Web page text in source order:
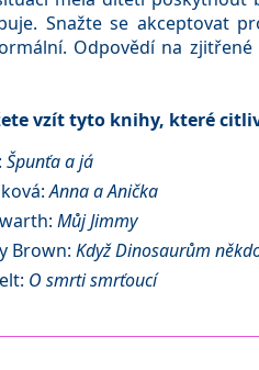
Snažte se akceptovat
Odpovědí na
vzít tyto knihy, které
Špunťa a já
Anna a Anička
Můj Jimmy
Brown: Když Dinosaurům
O smrti smrťoucí